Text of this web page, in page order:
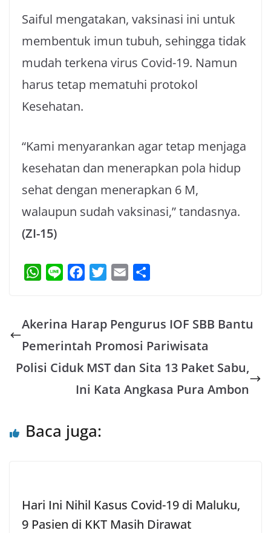
Saiful mengatakan, vaksinasi ini untuk
membentuk imun tubuh, sehingga tidak
mudah terkena virus Covid-19. Namun
harus tetap mematuhi protokol
Kesehatan.
“Kami menyarankan agar tetap menjaga
kesehatan dan menerapkan pola hidup
sehat dengan menerapkan 6 M,
walaupun sudah vaksinasi,” tandasnya.
(ZI-15)
W
t
p
e
e
b
o
k
t
r
i
r
e
Akerina Harap Pengurus IOF SBB Bantu
Pemerintah Promosi Pariwisata
Polisi Ciduk MST dan Sita 13 Paket Sabu,
Ini Kata Angkasa Pura Ambon
Baca juga:
Hari Ini Nihil Kasus Covid-19 di Maluku,
9 Pasien di KKT Masih Dirawat